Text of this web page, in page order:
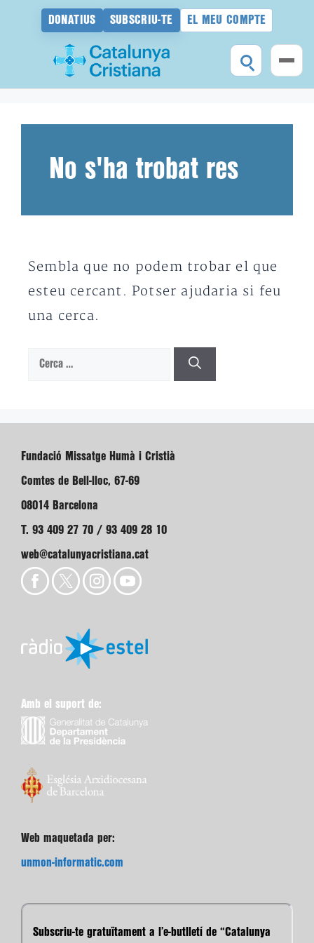
DONATIUS SUBSCRIU-TE EL MEU COMPTE
No s'ha trobat res
Sembla que no podem trobar el que
esteu cercant. Potser ajudaria si feu
una cerca.
Cerca:
Fundació Missatge Humà i Cristià
Comtes de Bell-lloc, 67-69
08014 Barcelona
T. 93 409 27 70 / 93 409 28 10
web@catalunyacristiana.cat
Amb el suport de:
Web maquetada per:
unmon-informatic.com
Subscriu-te gratuïtament a l’e-butlletí de “Catalunya